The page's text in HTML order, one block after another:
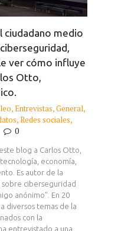
ciudadano medio
ver cómo influye
Otto,
,Entrevistas,General,
,Redes sociales,
0
blog a Carlos Otto,
economía,
Es autor de la
ciberseguridad
anónimo”. En 20
diversos temas de la
con la
entrevistado a una